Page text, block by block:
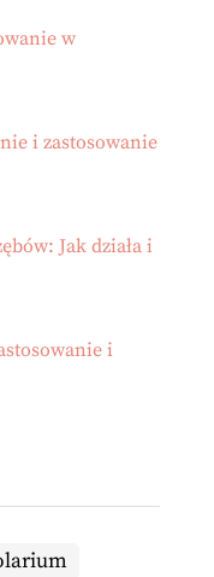
w
i zastosowanie
Jak działa i
i